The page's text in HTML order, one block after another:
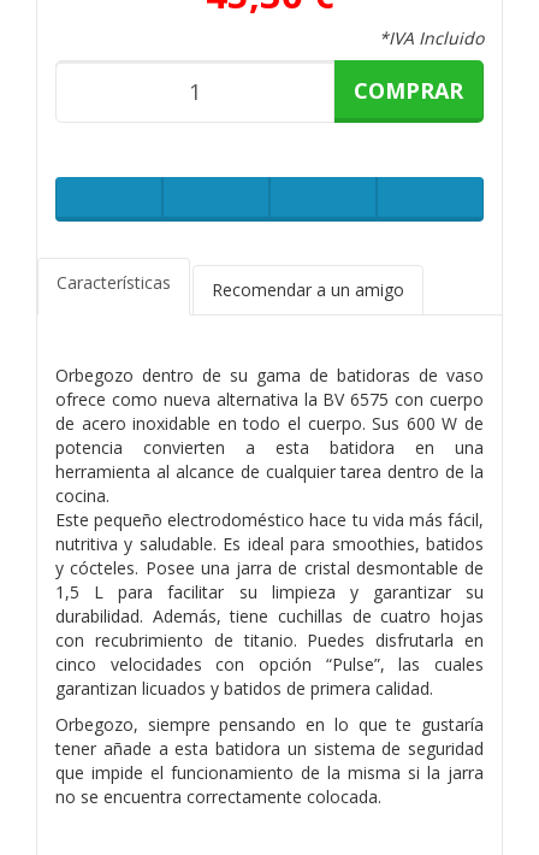
*IVA Incluido
COMPRAR
Características Recomendar a un amigo
Orbegozo dentro de su gama de batidoras de vaso
ofrece como nueva alternativa la BV 6575 con cuerpo
de acero inoxidable en todo el cuerpo. Sus 600 W de
potencia convierten a esta batidora en una
herramienta al alcance de cualquier tarea dentro de la
cocina.
Este pequeño electrodoméstico hace tu vida más fácil,
nutritiva y saludable. Es ideal para smoothies, batidos
y cócteles. Posee una jarra de cristal desmontable de
1,5 L para facilitar su limpieza y garantizar su
durabilidad. Además, tiene cuchillas de cuatro hojas
con recubrimiento de titanio. Puedes disfrutarla en
cinco velocidades con opción “Pulse”, las cuales
garantizan licuados y batidos de primera calidad.
Orbegozo, siempre pensando en lo que te gustaría
tener añade a esta batidora un sistema de seguridad
que impide el funcionamiento de la misma si la jarra
no se encuentra correctamente colocada.